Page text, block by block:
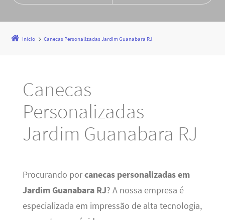
Início Canecas Personalizadas Jardim Guanabara RJ
Canecas
Personalizadas
Jardim Guanabara RJ
Procurando porcanecas personalizadas em
Jardim Guanabara RJ? A nossa empresa é
especializada em impressão de alta tecnologia,